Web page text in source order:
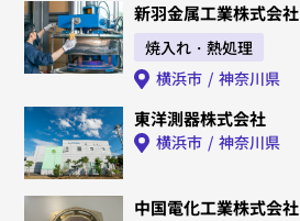
新羽金属工業株式会社
焼入れ・熱処理
神奈川県
横浜市
東洋測器株式会社
神奈川県
横浜市
中国電化工業株式会社